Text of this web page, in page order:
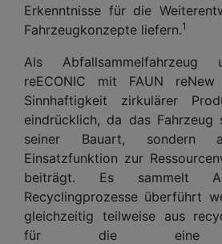
Erkenntnisse für die
Fahrzeugkonzepte liefern.1
Als Abfallsammelfahrzeug
reECONIC mit FAUN reNew
Sinnhaftigkeit zirkulärer
eindrücklich, da das
seiner Bauart, sondern
Einsatzfunktion zur
beiträgt. Es sammelt
Recyclingprozesse überführt
gleichzeitig teilweise aus
für die eine